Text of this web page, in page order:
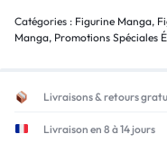
Catégories : Figurine Manga,
Manga, Promotions Spéciales
Livraisons & retours
Livraison en 8 à 14 jours